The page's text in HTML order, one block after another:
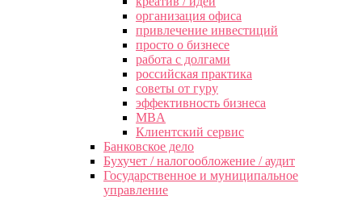
организация офиса
привлечение инвестиций
просто о бизнесе
работа с долгами
российская практика
советы от гуру
эффективность бизнеса
MBA
Клиентский сервис
Банковское дело
Бухучет / налогообложение / аудит
Государственное и муниципальное
управление